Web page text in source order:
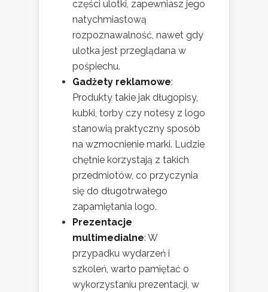
części ulotki, zapewniasz jego
natychmiastową
rozpoznawalność, nawet gdy
ulotka jest przeglądana w
pośpiechu.
Gadżety reklamowe:
Produkty takie jak długopisy,
kubki, torby czy notesy z logo
stanowią praktyczny sposób
na wzmocnienie marki. Ludzie
chętnie korzystają z takich
przedmiotów, co przyczynia
się do długotrwałego
zapamiętania logo.
Prezentacje
multimedialne: W
przypadku wydarzeń i
szkoleń, warto pamiętać o
wykorzystaniu prezentacji, w